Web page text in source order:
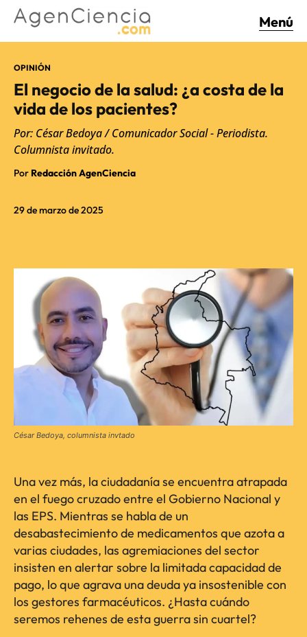
Menú
29 de marzo de 2025
OPINIÓN
El negocio de la salud: ¿a costa de la
vida de los pacientes?
Por: César Bedoya / Comunicador Social - Periodista.
Columnista invitado.
Por Redacción AgenCiencia
César Bedoya, columnista invtado
Una vez más, la ciudadanía se encuentra atrapada
en el fuego cruzado entre el Gobierno Nacional y
las EPS. Mientras se habla de un
desabastecimiento de medicamentos que azota a
varias ciudades, las agremiaciones del sector
insisten en alertar sobre la limitada capacidad de
pago, lo que agrava una deuda ya insostenible con
los gestores farmacéuticos. ¿Hasta cuándo
seremos rehenes de esta guerra sin cuartel?